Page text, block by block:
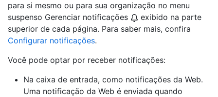
para si mesmo ou para sua organização no menu
suspenso Gerenciar notificações
exibido na parte
superior de cada página. Para saber mais, confira
Configurar notificações.
Você pode optar por receber notificações:
Na caixa de entrada, como notificações da Web.
Uma notificação da Web é enviada quando